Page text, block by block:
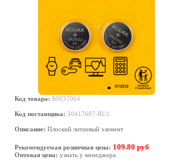
Код товара: Б0037004
Код поставщика: 30417687-RU1
Описание: Плоский литиевый элемент
Рекомендуемая розничная цена: 109.80 руб
Оптовая цена: узнать у менеджера